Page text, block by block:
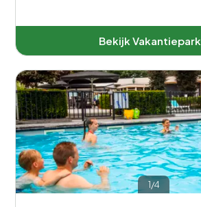
Bekijk Vakantiepark
1/4